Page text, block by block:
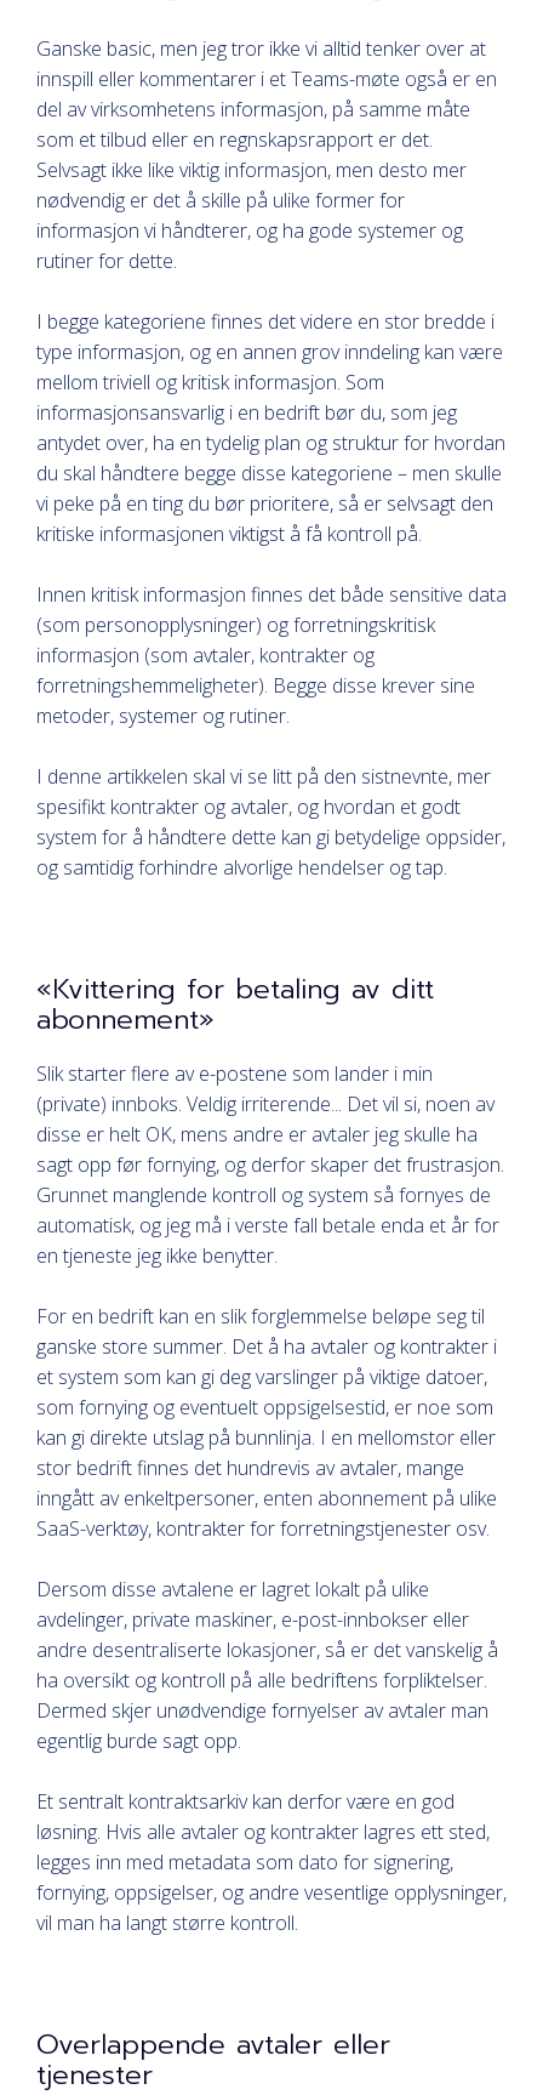
Ganske basic, men jeg tror ikke vi alltid tenker over at
innspill eller kommentarer i et Teams-møte også er en
del av virksomhetens informasjon, på samme måte
som et tilbud eller en regnskapsrapport er det.
Selvsagt ikke like viktig informasjon, men desto mer
nødvendig er det å skille på ulike former for
informasjon vi håndterer, og ha gode systemer og
rutiner for dette.
I begge kategoriene finnes det videre en stor bredde i
type informasjon, og en annen grov inndeling kan være
mellom triviell og kritisk informasjon. Som
informasjonsansvarlig i en bedrift bør du, som jeg
antydet over, ha en tydelig plan og struktur for hvordan
du skal håndtere begge disse kategoriene – men skulle
vi peke på en ting du bør prioritere, så er selvsagt den
kritiske informasjonen viktigst å få kontroll på.
Innen kritisk informasjon finnes det både sensitive data
(som personopplysninger) og forretningskritisk
informasjon (som avtaler, kontrakter og
forretningshemmeligheter). Begge disse krever sine
metoder, systemer og rutiner.
I denne artikkelen skal vi se litt på den sistnevnte, mer
spesifikt kontrakter og avtaler, og hvordan et godt
system for å håndtere dette kan gi betydelige oppsider,
og samtidig forhindre alvorlige hendelser og tap.
«Kvittering for betaling av ditt
abonnement»
Slik starter flere av e-postene som lander i min
(private) innboks. Veldig irriterende... Det vil si, noen av
disse er helt OK, mens andre er avtaler jeg skulle ha
sagt opp før fornying, og derfor skaper det frustrasjon.
Grunnet manglende kontroll og system så fornyes de
automatisk, og jeg må i verste fall betale enda et år for
en tjeneste jeg ikke benytter.
For en bedrift kan en slik forglemmelse beløpe seg til
ganske store summer. Det å ha avtaler og kontrakter i
et system som kan gi deg varslinger på viktige datoer,
som fornying og eventuelt oppsigelsestid, er noe som
kan gi direkte utslag på bunnlinja. I en mellomstor eller
stor bedrift finnes det hundrevis av avtaler, mange
inngått av enkeltpersoner, enten abonnement på ulike
SaaS-verktøy, kontrakter for forretningstjenester osv.
Dersom disse avtalene er lagret lokalt på ulike
avdelinger, private maskiner, e-post-innbokser eller
andre desentraliserte lokasjoner, så er det vanskelig å
ha oversikt og kontroll på alle bedriftens forpliktelser.
Dermed skjer unødvendige fornyelser av avtaler man
egentlig burde sagt opp.
Et sentralt kontraktsarkiv kan derfor være en god
løsning. Hvis alle avtaler og kontrakter lagres ett sted,
legges inn med metadata som dato for signering,
fornying, oppsigelser, og andre vesentlige opplysninger,
vil man ha langt større kontroll.
Overlappende avtaler eller
tjenester